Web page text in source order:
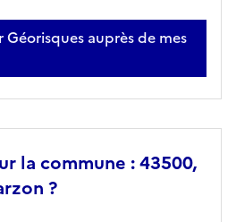
auprès de mes
la commune : 43500,
?